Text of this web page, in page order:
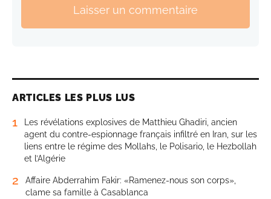
Laisser un commentaire
ARTICLES LES PLUS LUS
1
Les révélations explosives de Matthieu Ghadiri, ancien
agent du contre-espionnage français infiltré en Iran, sur les
liens entre le régime des Mollahs, le Polisario, le Hezbollah
et l’Algérie
2
Affaire Abderrahim Fakir: «Ramenez-nous son corps»,
clame sa famille à Casablanca